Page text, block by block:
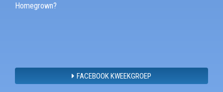
Homegrown?
FACEBOOK KWEEKGROEP